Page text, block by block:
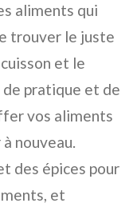
aliments qui
trouver le juste
et le
de pratique et de
vos aliments
nouveau.
des épices pour
et